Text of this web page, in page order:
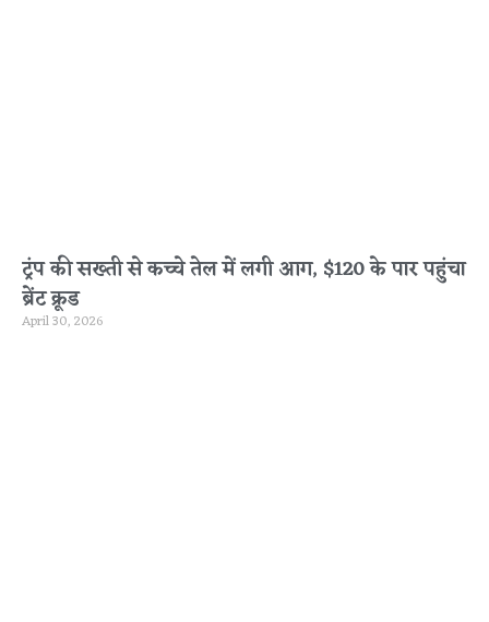
ट्रंप की सख्ती से कच्चे तेल में लगी आग, $120 के पार पहुंचा
ब्रेंट क्रूड
April 30, 2026